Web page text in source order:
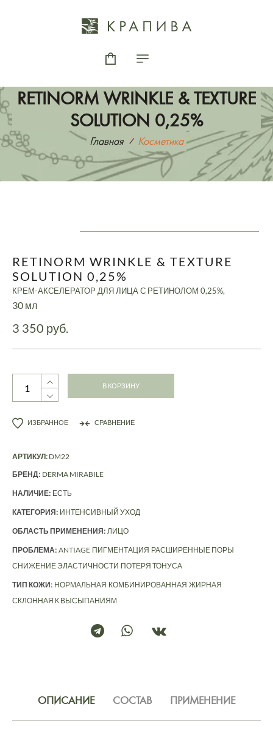
RETINORM WRINKLE & TEXTURE
SOLUTION 0,25%
Главная Косметика
RETINORM WRINKLE & TEXTURE
SOLUTION 0,25%
КРЕМ-АКСЕЛЕРАТОР ДЛЯ ЛИЦА С РЕТИНОЛОМ 0,25%,
30 мл
3 350 руб.
В КОРЗИНУ
ИЗБРАННОЕ СРАВНЕНИЕ
АРТИКУЛ: DM22
БРЕНД: DERMA MIRABILE
НАЛИЧИЕ: ЕСТЬ
КАТЕГОРИЯ: ИНТЕНСИВНЫЙ УХОД
ОБЛАСТЬ ПРИМЕНЕНИЯ: ЛИЦО
ПРОБЛЕМА: ANTIAGE ПИГМЕНТАЦИЯ РАСШИРЕННЫЕ ПОРЫ
СНИЖЕНИЕ ЭЛАСТИЧНОСТИ ПОТЕРЯ ТОНУСА
ТИП КОЖИ: НОРМАЛЬНАЯ КОМБИНИРОВАННАЯ ЖИРНАЯ
СКЛОННАЯ К ВЫСЫПАНИЯМ
ОПИСАНИЕ СОСТАВ ПРИМЕНЕНИЕ